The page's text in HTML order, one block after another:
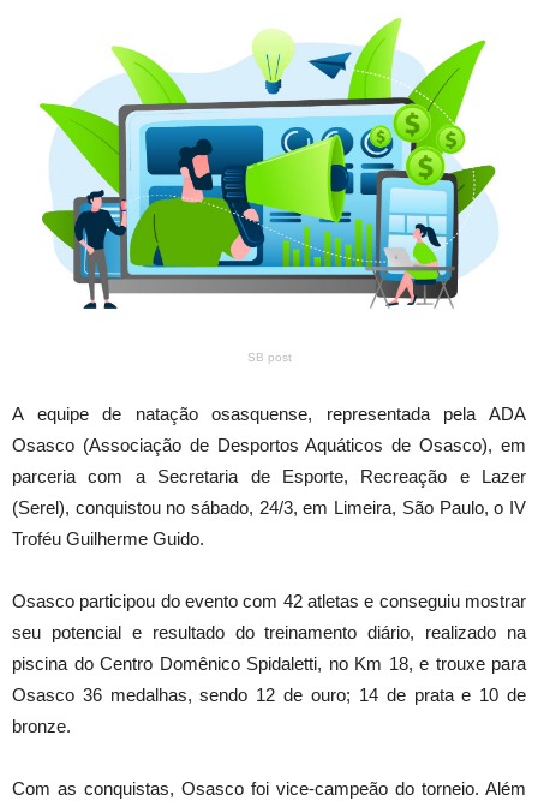
SB post
A equipe de natação osasquense, representada pela ADA
Osasco (Associação de Desportos Aquáticos de Osasco), em
parceria com a Secretaria de Esporte, Recreação e Lazer
(Serel), conquistou no sábado, 24/3, em Limeira, São Paulo, o IV
Troféu Guilherme Guido.
Osasco participou do evento com 42 atletas e conseguiu mostrar
seu potencial e resultado do treinamento diário, realizado na
piscina do Centro Domênico Spidaletti, no Km 18, e trouxe para
Osasco 36 medalhas, sendo 12 de ouro; 14 de prata e 10 de
bronze.
Com as conquistas, Osasco foi vice-campeão do torneio. Além